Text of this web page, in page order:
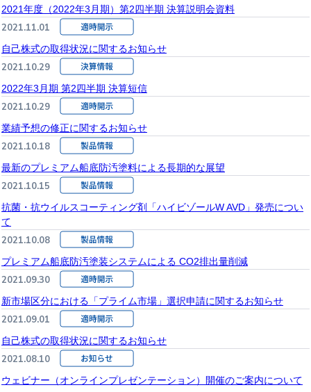
2021年度（2022年3月期）第2四半期 決算説明会資料
2021.11.01
自己株式の取得状況に関するお知らせ
2021.10.29
2022年3月期 第2四半期 決算短信
2021.10.29
業績予想の修正に関するお知らせ
2021.10.18
最新のプレミアム船底防汚塗料による長期的な展望
2021.10.15
抗菌・抗ウイルスコーティング剤「ハイビゾールW AVD」発売につい
て
2021.10.08
プレミアム船底防汚塗装システムによる CO2排出量削減
2021.09.30
新市場区分における「プライム市場」選択申請に関するお知らせ
2021.09.01
自己株式の取得状況に関するお知らせ
2021.08.10
ウェビナー（オンラインプレゼンテーション）開催のご案内について